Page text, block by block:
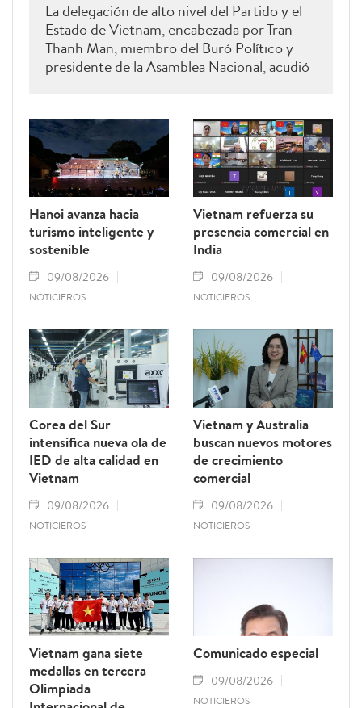
La delegación de alto nivel del Partido y el
Estado de Vietnam, encabezada por Tran
Thanh Man, miembro del Buró Político y
presidente de la Asamblea Nacional, acudió
presidente de la Asamblea Nacional de Laos.
Hanoi avanza hacia
turismo inteligente y
sostenible
09/08/2026
NOTICIEROS
Vietnam refuerza su
presencia comercial en
India
09/08/2026
NOTICIEROS
Corea del Sur
intensifica nueva ola de
IED de alta calidad en
Vietnam
09/08/2026
NOTICIEROS
Vietnam y Australia
buscan nuevos motores
de crecimiento
comercial
09/08/2026
NOTICIEROS
Vietnam gana siete
medallas en tercera
Olimpiada
Comunicado especial
09/08/2026
NOTICIEROS